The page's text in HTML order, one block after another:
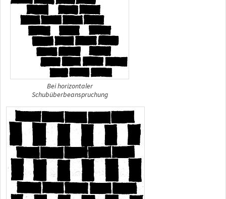
Bei horizontaler
Schubüberbeanspruchung